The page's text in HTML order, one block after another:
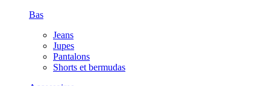
Bas
Jeans
Jupes
Pantalons
Shorts et bermudas